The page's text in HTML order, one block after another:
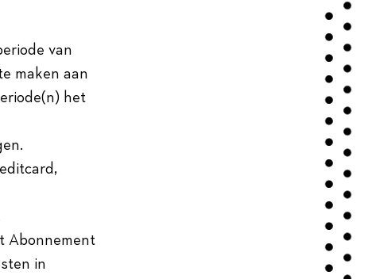
van
maken aan
het
Abonnement
in